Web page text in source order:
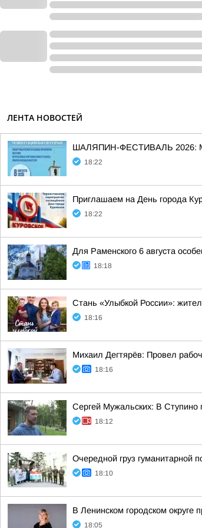
ЛЕНТА НОВОСТЕЙ
ШАЛЯПИН-ФЕСТИВАЛЬ 2026:
18:22
Приглашаем на День города
18:22
Для Раменского 6 августа
18:18
Стань «Улыбкой России»:
18:16
Михаил Дегтярёв: Провел
18:16
Сергей Мужальских: В Ступино
18:12
Очередной груз
18:10
В Ленинском городском округе
18:05